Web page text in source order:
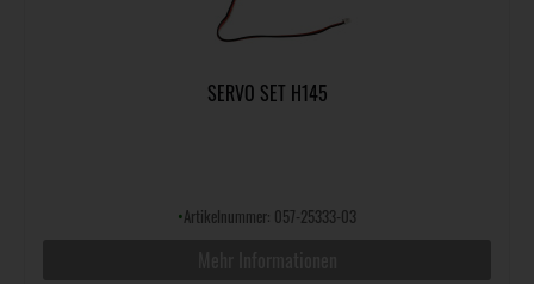
SERVO SET H145
•Artikelnummer: 057-25333-03